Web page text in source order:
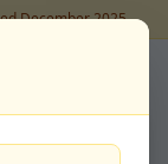
December 2025.